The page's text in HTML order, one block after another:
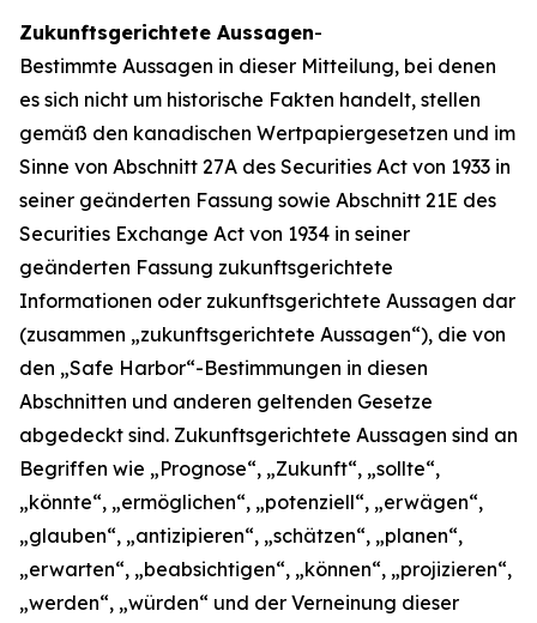
Zukunftsgerichtete Aussagen-
Bestimmte Aussagen in dieser Mitteilung, bei denen
es sich nicht um historische Fakten handelt, stellen
gemäß den kanadischen Wertpapiergesetzen und im
Sinne von Abschnitt 27A des Securities Act von 1933 in
seiner geänderten Fassung sowie Abschnitt 21E des
Securities Exchange Act von 1934 in seiner
geänderten Fassung zukunftsgerichtete
Informationen oder zukunftsgerichtete Aussagen dar
(zusammen „zukunftsgerichtete Aussagen“), die von
den „Safe Harbor“-Bestimmungen in diesen
Abschnitten und anderen geltenden Gesetze
abgedeckt sind. Zukunftsgerichtete Aussagen sind an
Begriffen wie „Prognose“, „Zukunft“, „sollte“,
„könnte“, „ermöglichen“, „potenziell“, „erwägen“,
„glauben“, „antizipieren“, „schätzen“, „planen“,
„erwarten“, „beabsichtigen“, „können“, „projizieren“,
„werden“, „würden“ und der Verneinung dieser